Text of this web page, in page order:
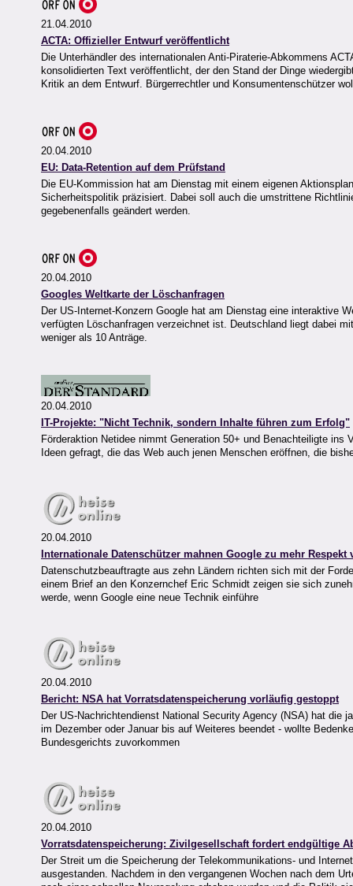
21.04.2010
ACTA: Offizieller Entwurf veröffentlicht
Die Unterhändler des internationalen Anti-Piraterie-Abkommens
konsolidierten Text veröffentlicht, der den Stand der Dinge
Kritik an dem Entwurf. Bürgerrechtler und Konsumentenschützer
20.04.2010
EU: Data-Retention auf dem Prüfstand
Die EU-Kommission hat am Dienstag mit einem eigenen
Sicherheitspolitik präzisiert. Dabei soll auch die umstrittene
gegebenenfalls geändert werden.
20.04.2010
Googles Weltkarte der Löschanfragen
Der US-Internet-Konzern Google hat am Dienstag eine interaktive
verfügten Löschanfragen verzeichnet ist. Deutschland liegt dabei
weniger als 10 Anträge.
20.04.2010
IT-Projekte: "Nicht Technik, sondern Inhalte führen zum Erfolg"
Förderaktion Netidee nimmt Generation 50+ und Benachteiligte
Ideen gefragt, die das Web auch jenen Menschen eröffnen, die
20.04.2010
Internationale Datenschützer mahnen Google zu mehr Respekt
Datenschutzbeauftragte aus zehn Ländern richten sich mit der
einem Brief an den Konzernchef Eric Schmidt zeigen sie sich
werde, wenn Google eine neue Technik einführe
20.04.2010
Bericht: NSA hat Vorratsdatenspeicherung vorläufig gestoppt
Der US-Nachrichtendienst National Security Agency (NSA) hat die
im Dezember oder Januar bis auf Weiteres beendet - wollte
Bundesgerichts zuvorkommen
20.04.2010
Vorratsdatenspeicherung: Zivilgesellschaft fordert endgültige
Der Streit um die Speicherung der Telekommunikations- und
ausgestanden. Nachdem in den vergangenen Wochen nach dem